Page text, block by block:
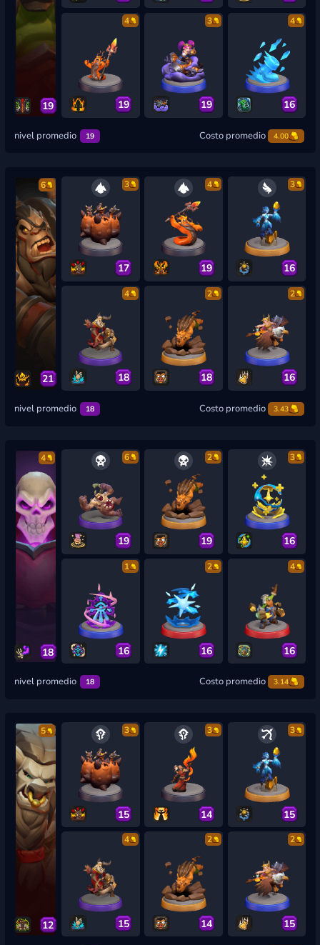
19
4
19
3
19
4
16
nivel promedio 19 Costo promedio 4.00
6
21
3
17
4
19
3
16
4
18
2
18
2
16
nivel promedio 18 Costo promedio 3.43
4
18
6
19
2
19
3
16
1
16
2
16
4
16
nivel promedio 18 Costo promedio 3.14
5
12
3
15
3
14
3
15
4
15
2
14
2
15